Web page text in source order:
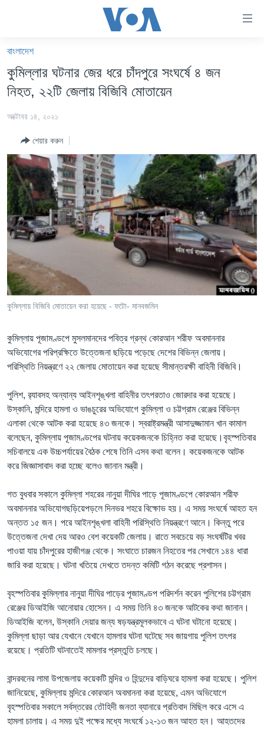
যান।
প্রধান
ন্যাভিগেশনে
যান
বাংলাদেশ
বিশ্ব
ভারত
দক্ষিণ-এশিয়া
সম্পাদকীয়
টেলিভিশন
ভিডিও
Learning English
অন্য ভাষায় ওয়েব সাইট
বাংলাদেশ
কুমিল্লার ঘটনার জের ধরে চাঁদপুরে সংঘর্ষে ৪ জন
নিহত, ২২টি জেলায় বিজিবি মোতায়েন
অক্টোবর ১৪, ২০২১
শেয়ার করুন
কুমিল্লায় বিজিবি মোতায়েন করা হয়েছে - ফটো- মানবজমিন
কুমিল্লায় পূজামণ্ডপে মুসলমানদের পবিত্র গ্রন্থ কোরআন শরীফ অবমাননার
অভিযোগের পরিপ্রক্ষিতে উত্তেজনা ছড়িয়ে পড়েছে দেশের বিভিন্ন জেলায়।
পরিস্থিতি নিয়ন্ত্রণে ২২ জেলায় মোতায়েন করা হয়েছে সীমান্তরক্ষী বাহিনী বিজিবি।
পুলিশ, র‍্যাবসহ অন্যান্য আইনশৃঙ্খলা বাহিনীর তৎপরতাও জোরদার করা হয়েছে।
উস্কানি, মন্দিরে হামলা ও ভাঙচুরের অভিযোগে কুমিল্লা ও চট্টগ্রাম রেঞ্জের বিভিন্ন
এলাকা থেকে আটক করা হয়েছে ৪৩ জনকে। স্বরাষ্ট্রমন্ত্রী আসাদুজ্জামান খান কামাল
বলেছেন, কুমিল্লায় পূজামণ্ডপের ঘটনায় কয়েকজনকে চিহ্নিত করা হয়েছে।বৃহস্পতিবার
সচিবালয়ে এক উচ্চপর্যায়ের বৈঠক শেষে তিনি এসব কথা বলেন। কয়েকজনকে আটক
করে জিজ্ঞাসাবাদ করা হচ্ছে বলেও জানান মন্ত্রী।
গত বুধবার সকালে কুমিল্লা শহরের নানুয়া দীঘির পাড়ে পূজামণ্ডপে কোরআন শরীফ
অবমাননার অভিযোগছড়িয়েপড়লে দিনভর শহরে বিক্ষোভ হয়। এ সময় সংঘর্ষে আহত হন
অন্তত ১৫ জন। পরে আইনশৃঙ্খলা বাহিনী পরিস্থিতি নিয়ন্ত্রণে আনে। কিন্তু পরে
উত্তেজনা দেখা দেয় আরও বেশ কয়েকটি জেলায়। রাতে সবচেয়ে বড় সংঘর্ষটির খবর
পাওয়া যায় চাঁদপুরের হাজীগঞ্জ থেকে। সংঘাতে চারজন নিহতের পর সেখানে ১৪৪ ধারা
জারি করা হয়েছে। ঘটনা খতিয়ে দেখতে তদন্ত কমিটি গঠন করেছে প্রশাসন।
বৃহস্পতিবার কুমিল্লার নানুয়া দীঘির পাড়ের পূজামণ্ডপ পরিদর্শন করেন পুলিশের চট্টগ্রাম
রেঞ্জের ডিআইজি আনোয়ার হোসেন। এ সময় তিনি ৪৩ জনকে আটকের কথা জানান।
ডিআইজি বলেন, উস্কানি দেয়ার জন্য ষড়যন্ত্রমূলকভাবে এ ঘটনা ঘটানো হয়েছে।
কুমিল্লা ছাড়া আর যেখানে যেখানে হামলার ঘটনা ঘটেছে সব জায়গায় পুলিশ তৎপর
রয়েছে। প্রতিটি ঘটনাতেই মামলার প্রস্তুতি চলছে।
বান্দরবনের লামা উপজেলায় কয়েকটি মন্দির ও হিন্দুদের বাড়িঘরে হামলা করা হয়েছে। পুলিশ
জানিয়েছে, কুমিল্লায় মন্দিরে কোরআন অবমাননা করা হয়েছে, এমন অভিযোগে
বৃহস্পতিবার সকালে সর্বস্তরের তৌহিদী জনতা ব্যানারে প্রতিবাদ মিছিল করে এসে এ
হামলা চালায়। এ সময় দুই পক্ষের মধ্যে সংঘর্ষে ১২-১৩ জন আহত হন। আহতদের